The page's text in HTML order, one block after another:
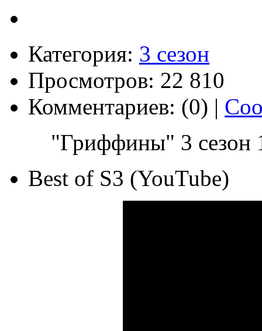
Категория: 3 сезон
Просмотров: 22 810
Комментариев: (0) |
"Гриффины" 3 сезон
Best of S3 (YouTube)